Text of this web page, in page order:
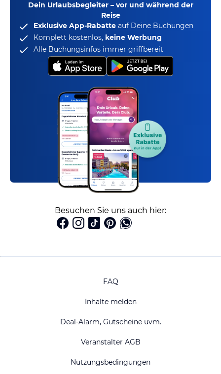
Dein Urlaubsbegleiter – vor und während der
Reise
Exklusive App-Rabatte auf Deine Buchungen
Komplett kostenlos, keine Werbung
Alle Buchungsinfos immer griffbereit
Besuchen Sie uns auch hier:
FAQ
Inhalte melden
Deal-Alarm, Gutscheine uvm.
Veranstalter AGB
Nutzungsbedingungen